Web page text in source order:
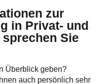
zur
in Privat- und
Sie
Überblick geben?
auch persönlich sehr